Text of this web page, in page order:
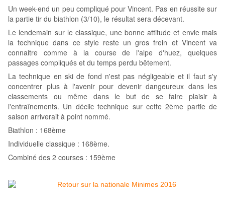
Un week-end un peu compliqué pour Vincent. Pas en réussite sur
la partie tir du biathlon (3/10), le résultat sera décevant.
Le lendemain sur le classique, une bonne attitude et envie mais
la technique dans ce style reste un gros frein et Vincent va
connaitre comme à la course de l'alpe d'huez, quelques
passages compliqués et du temps perdu bêtement.
La technique en ski de fond n'est pas négligeable et il faut s'y
concentrer plus à l'avenir pour devenir dangeureux dans les
classements ou même dans le but de se faire plaisir à
l'entraînements. Un déclic technique sur cette 2ème partie de
saison arriverait à point nommé.
Biathlon : 168ème
Individuelle classique : 168ème.
Combiné des 2 courses : 159ème